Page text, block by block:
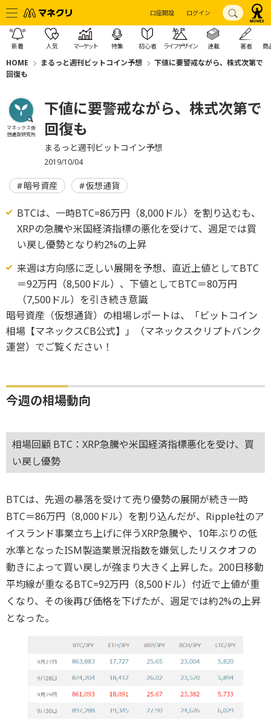
口座開設 ログイン
新着 人気 マーケット 特集 初心者 ライフデザイン 連載 著者 商
HOME まるっと週刊ビットコイン予想
下値に要警戒ながら、株式次第で
回復も
マネックス仮
想通貨研究所
下値に要警戒ながら、株式次第で
回復も
まるっと週刊ビットコイン予想
2019/10/04
暗号資産 仮想通貨
BTCは、一時BTC=86万円（8,000ドル）を割り込むも、
XRPの急騰や米国経済指標の悪化を受けて、週足では買
い戻し優勢となり約2%の上昇
来週は方向感に乏しい展開を予想、直近上値としてBTC
＝92万円（8,500ドル）、下値としてBTC＝80万円
（7,500ドル）を引き続き意識
暗号資産（仮想通貨）の相場レポートは、「ビットコイン
相場【マネックスCB公式】」（マネックスクリプトバンク
運営）でご覧ください！
今週の相場動向
相場回顧 BTC：XRP急騰や米国経済指標悪化を受け、買
い戻し優勢
BTCは、先週の暴落を受けて売り優勢の展開が続き一時
BTC＝86万円（8,000ドル）を割り込んだが、Ripple社のア
イスランド事業立ち上げに伴うXRP急騰や、10年ぶりの低
水準となったISM製造業景況指数を嫌気したリスクオフの
動きによって買い戻しが強まり大きく上昇した。200日移動
平均線が重なるBTC=92万円（8,500ドル）付近で上値が重
くなり、その後再び価格を下げたが、週足では約2%の上昇
となった。